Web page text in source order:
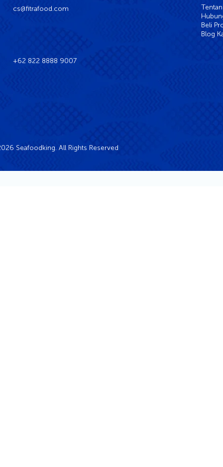
cs@fitrafood.com
+62 822 8888 9007
Beli
Blog
Seafoodking. All Rights Reserved